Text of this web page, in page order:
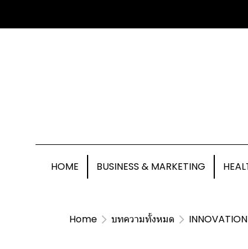
HOME BUSINESS & MARKETING
Home บทความทั้งหมด INNOVATION